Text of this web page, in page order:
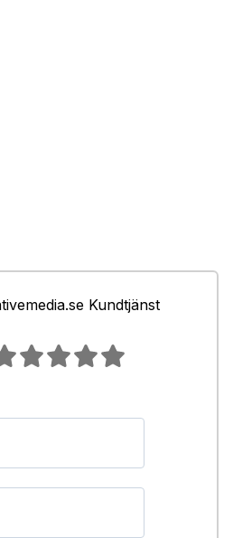
Kundtjänst